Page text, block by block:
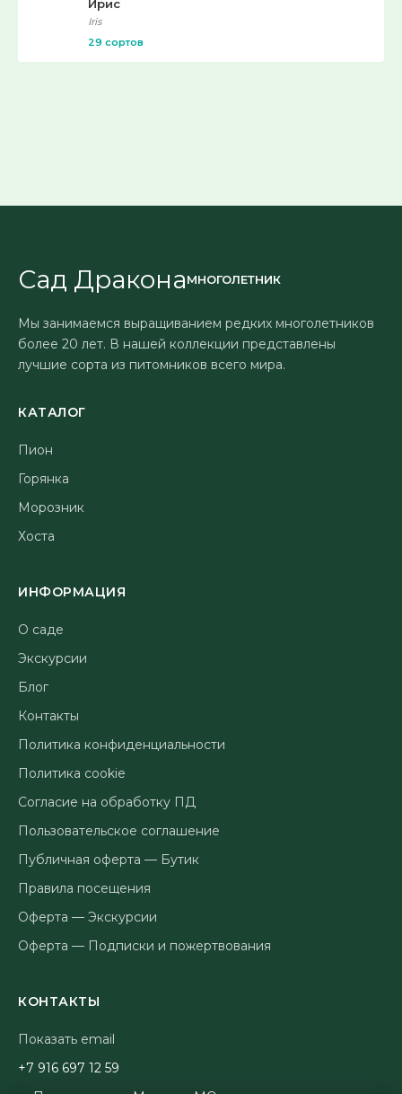
Ирис
Iris
29 сортов
Сад ДраконаМНОГОЛЕТНИК
Мы занимаемся выращиванием редких многолетников
более 20 лет. В нашей коллекции представлены
лучшие сорта из питомников всего мира.
КАТАЛОГ
Пион
Горянка
Морозник
Хоста
ИНФОРМАЦИЯ
О саде
Экскурсии
Блог
Контакты
Политика конфиденциальности
Политика cookie
Согласие на обработку ПД
Пользовательское соглашение
Публичная оферта — Бутик
Правила посещения
Оферта — Экскурсии
Оферта — Подписки и пожертвования
КОНТАКТЫ
Показать email
95 21 796 619 7+